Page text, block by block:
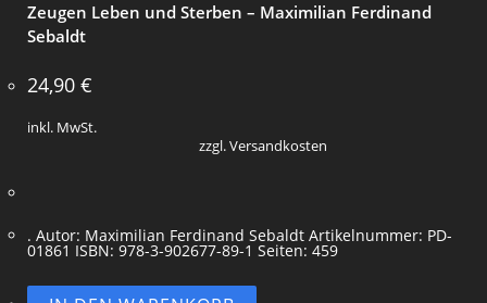
Zeugen Leben und Sterben – Maximilian Ferdinand
Sebaldt
24,90 €
inkl. MwSt.
zzgl. Versandkosten
. Autor: Maximilian Ferdinand Sebaldt Artikelnummer: PD-
01861 ISBN: 978-3-902677-89-1 Seiten: 459